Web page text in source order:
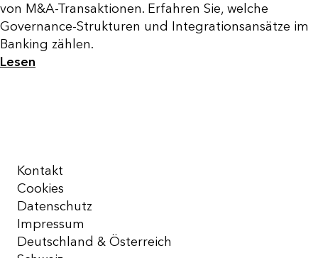
von M&A-Transaktionen. Erfahren Sie, welche
Governance-Strukturen und Integrationsansätze im
Banking zählen.
Lesen
Kontakt
Cookies
Datenschutz
Impressum
Deutschland & Österreich